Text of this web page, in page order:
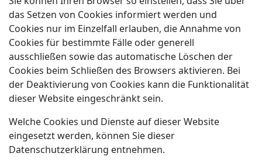
das Setzen von Cookies informiert werden und
Cookies nur im Einzelfall erlauben, die Annahme von
Cookies für bestimmte Fälle oder generell
ausschließen sowie das automatische Löschen der
Cookies beim Schließen des Browsers aktivieren. Bei
der Deaktivierung von Cookies kann die Funktionalität
dieser Website eingeschränkt sein.
Welche Cookies und Dienste auf dieser Website
eingesetzt werden, können Sie dieser
Datenschutzerklärung entnehmen.